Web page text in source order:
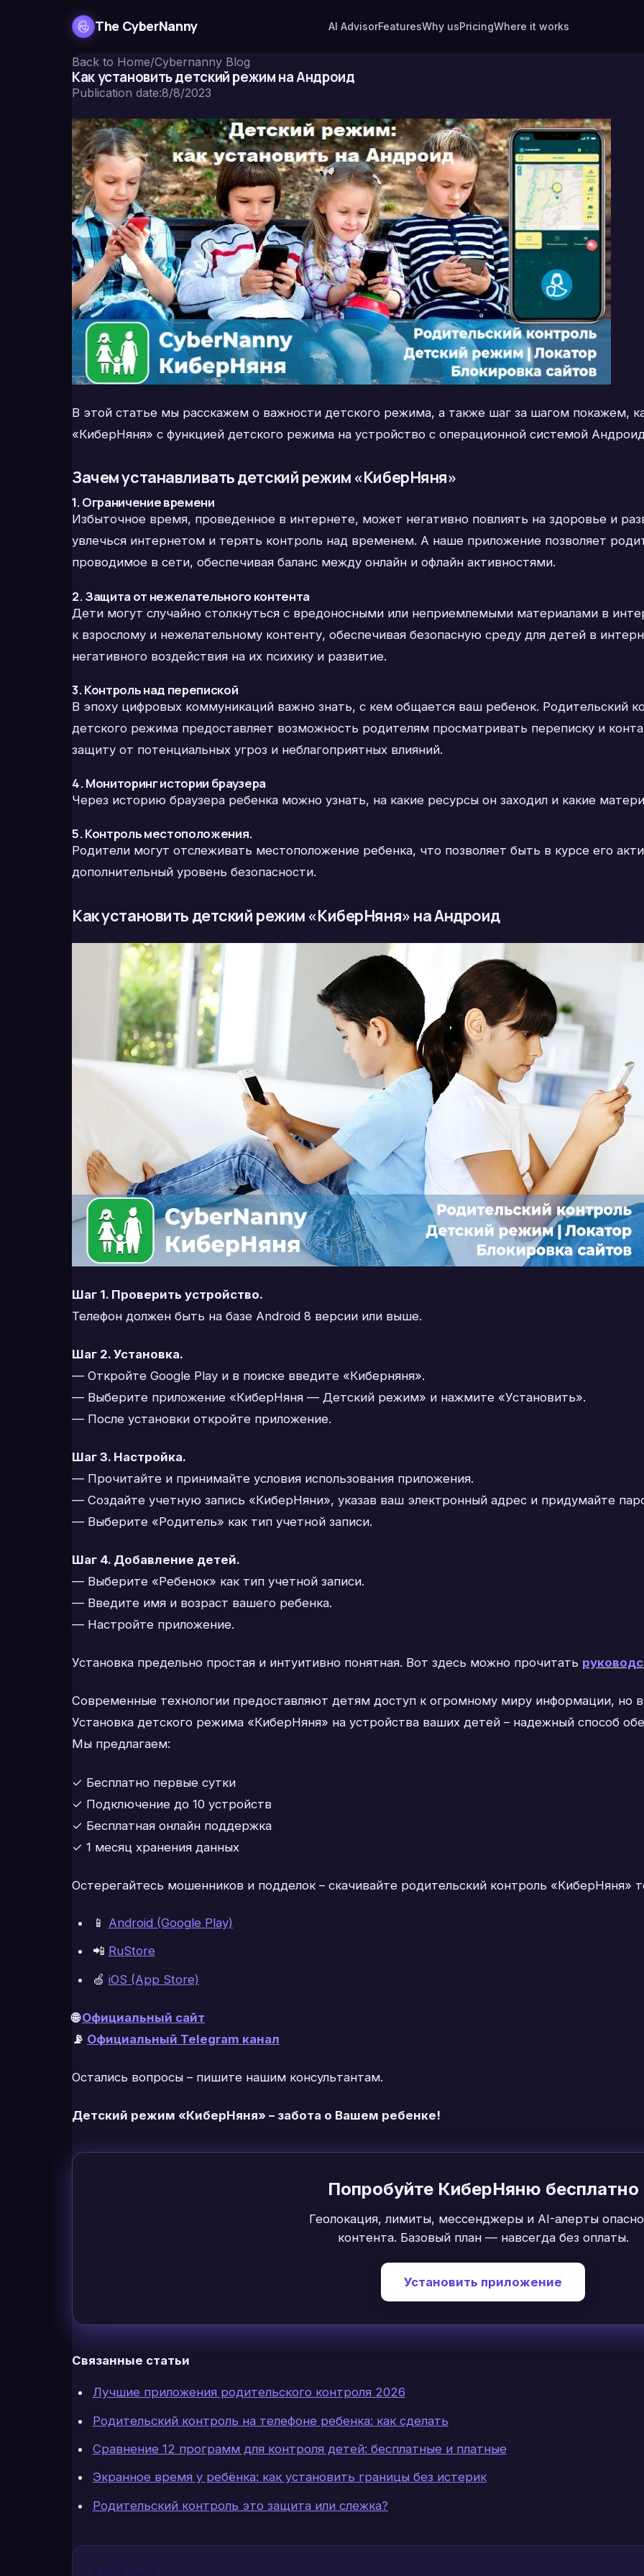
The CyberNanny AI AdvisorFeaturesWhy usPricingWhere it works
Back to Home/Cybernanny Blog
Как установить детский режим на Андроид
Publication date:8/8/2023
В этой статье мы расскажем о важности детского режима, а также шаг за шагом покажем,
«КиберНяня» с функцией детского режима на устройство с операционной системой
Зачем устанавливать детский режим «КиберНяня»
1. Ограничение времени
Избыточное время, проведенное в интернете, может негативно повлиять на здоровье и
увлечься интернетом и терять контроль над временем. А наше приложение позволяет
проводимое в сети, обеспечивая баланс между онлайн и офлайн активностями.
2. Защита от нежелательного контента
Дети могут случайно столкнуться с вредоносными или неприемлемыми материалами в
к взрослому и нежелательному контенту, обеспечивая безопасную среду для детей в
негативного воздействия на их психику и развитие.
3. Контроль над перепиской
В эпоху цифровых коммуникаций важно знать, с кем общается ваш ребенок. Родительский
детского режима предоставляет возможность родителям просматривать переписку и
защиту от потенциальных угроз и неблагоприятных влияний.
4. Мониторинг истории браузера
Через историю браузера ребенка можно узнать, на какие ресурсы он заходил и какие
5. Контроль местоположения.
Родители могут отслеживать местоположение ребенка, что позволяет быть в курсе его
дополнительный уровень безопасности.
Как установить детский режим «КиберНяня» на Андроид
Шаг 1. Проверить устройство.
Телефон должен быть на базе Android 8 версии или выше.
Шаг 2. Установка.
— Откройте Google Play и в поиске введите «Киберняня».
— Выберите приложение «КиберНяня — Детский режим» и нажмите «Установить».
— После установки откройте приложение.
Шаг 3. Настройка.
— Прочитайте и принимайте условия использования приложения.
— Создайте учетную запись «КиберНяни», указав ваш электронный адрес и придумайте
— Выберите «Родитель» как тип учетной записи.
Шаг 4. Добавление детей.
— Выберите «Ребенок» как тип учетной записи.
— Введите имя и возраст вашего ребенка.
— Настройте приложение.
Установка предельно простая и интуитивно понятная. Вот здесь можно прочитать
Современные технологии предоставляют детям доступ к огромному миру информации, но
Установка детского режима «КиберНяня» на устройства ваших детей – надежный способ
Мы предлагаем:
✓ Бесплатно первые сутки
✓ Подключение до 10 устройств
✓ Бесплатная онлайн поддержка
✓ 1 месяц хранения данных
Остерегайтесь мошенников и подделок – скачивайте родительский контроль «КиберНяня»
📱 Android (Google Play)
📲 RuStore
🍏 iOS (App Store)
🌐Официальный сайт
📡 Официальный Telegram канал
Остались вопросы – пишите нашим консультантам.
Детский режим «КиберНяня» – забота о Вашем ребенке!
Попробуйте КиберНяню бесплатно
Геолокация, лимиты, мессенджеры и AI-алерты
контента. Базовый план — навсегда без оплаты.
Установить приложение
Связанные статьи
Лучшие приложения родительского контроля 2026
Родительский контроль на телефоне ребенка: как сделать
Сравнение 12 программ для контроля детей: бесплатные и платные
Экранное время у ребёнка: как установить границы без истерик
Родительский контроль это защита или слежка?